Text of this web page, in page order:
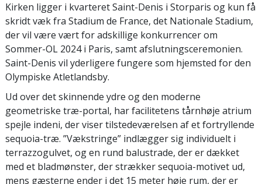
Kirken ligger i kvarteret Saint-Denis i Storparis og kun få
skridt væk fra Stadium de France, det Nationale Stadium,
der vil være vært for adskillige konkurrencer om
Sommer-OL 2024 i Paris, samt afslutningsceremonien.
Saint-Denis vil yderligere fungere som hjemsted for den
Olympiske Atletlandsby.
Ud over det skinnende ydre og den moderne
geometriske træ-portal, har facilitetens tårnhøje atrium
spejle indeni, der viser tilstedeværelsen af et fortryllende
sequoia-træ. ”Vækstringe” indlægger sig individuelt i
terrazzogulvet, og en rund balustrade, der er dækket
med et bladmønster, der strækker sequoia-motivet ud,
mens gæsterne ender i det 15 meter høje rum, der er